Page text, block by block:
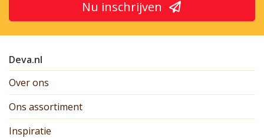
Nu inschrijven
Deva.nl
Over ons
Ons assortiment
Inspiratie